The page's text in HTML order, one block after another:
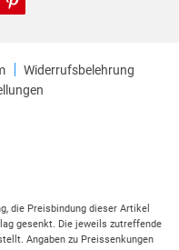
Widerrufsbelehrung
die Preisbindung dieser Artikel
gesenkt. Die jeweils zutreffende
Angaben zu Preissenkungen